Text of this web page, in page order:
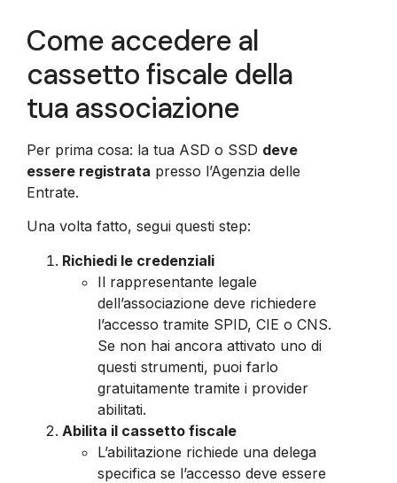
Come accedere al
cassetto fiscale della
tua associazione
Per prima cosa: la tua ASD o SSD deve
essere registrata presso l’Agenzia delle
Entrate.
Una volta fatto, segui questi step:
Richiedi le credenziali
Il rappresentante legale
dell’associazione deve richiedere
l’accesso tramite SPID, CIE o CNS.
Se non hai ancora attivato uno di
questi strumenti, puoi farlo
gratuitamente tramite i provider
abilitati.
Abilita il cassetto fiscale
L’abilitazione richiede una delega
specifica se l’accesso deve essere